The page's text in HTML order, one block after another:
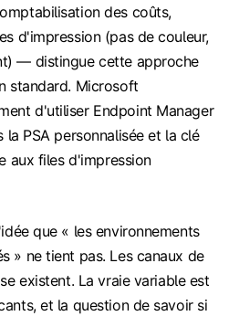
des coûts,
d'impression (pas de couleur,
— distingue cette approche
standard. Microsoft
d'utiliser Endpoint Manager
PSA personnalisée et la clé
aux files d'impression
que « les environnements
» ne tient pas. Les canaux de
existent. La vraie variable est
et la question de savoir si